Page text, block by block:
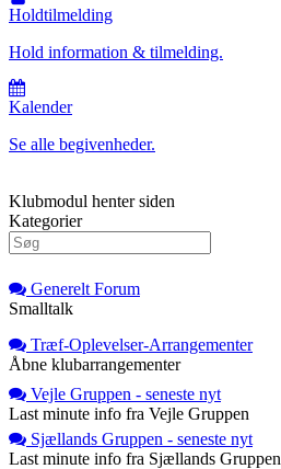
Holdtilmelding
Hold information & tilmelding.
Kalender
Se alle begivenheder.
Klubmodul henter siden
Kategorier
Generelt Forum
Smalltalk
Træf-Oplevelser-Arrangementer
Åbne klubarrangementer
Vejle Gruppen - seneste nyt
Last minute info fra Vejle Gruppen
Sjællands Gruppen - seneste nyt
Last minute info fra Sjællands Gruppen